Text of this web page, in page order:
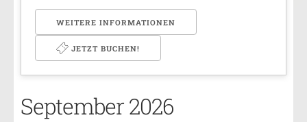
WEITERE INFORMATIONEN
JETZT BUCHEN!
September 2026